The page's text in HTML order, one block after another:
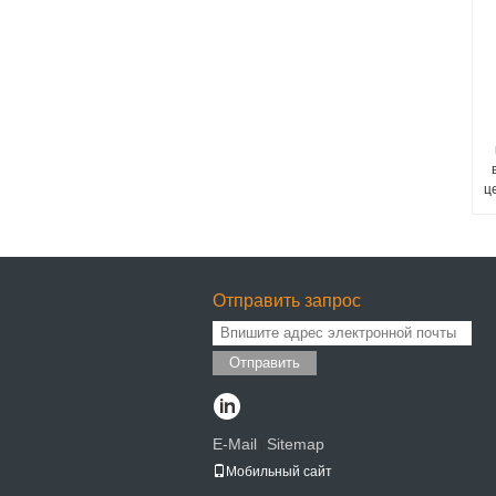
Отправить запрос
Отправить
E-Mail Sitemap
Мобильный сайт